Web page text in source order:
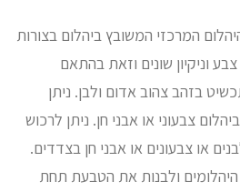
המרכזי המשובץ ביהלום בצורות
וניקיון שונים וזאת בהתאם
בזהב צהוב אדום ולבן. ניתן
צבעוני או אבני חן. ניתן לרכוש
או צבעונים או אבני חן בצדדים.
ולבנות את הטבעת תחת